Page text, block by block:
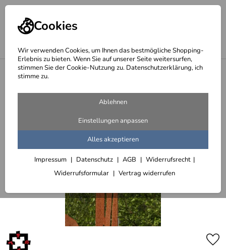
Cookies
Wir verwenden Cookies, um Ihnen das bestmögliche Shopping-
Erlebnis zu bieten. Wenn Sie auf unserer Seite weitersurfen,
stimmen Sie der Cookie-Nutzung zu. Datenschutzerklärung, ich
stimme zu.
Ablehnen
Einstellungen anpassen
Alles akzeptieren
Impressum Datenschutz AGB
Widerrufsrecht
Widerrufsformular
Vertrag widerrufen
Skulpturen aus Stahlblech plasmagetrennt